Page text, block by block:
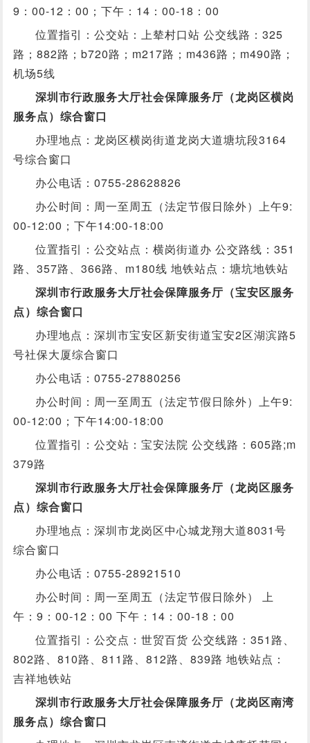
9：00-12：00；下午：14：00-18：00
位置指引：公交站：上辇村口站 公交线路：325
路；882路；b720路；m217路；m436路；m490路；
机场5线
深圳市行政服务大厅社会保障服务厅（龙岗区横岗
服务点）综合窗口
办理地点：龙岗区横岗街道龙岗大道塘坑段3164
号综合窗口
办公电话：0755-28628826
办公时间：周一至周五（法定节假日除外）上午9:
00-12:00；下午14:00-18:00
位置指引：公交站点：横岗街道办 公交路线：351
路、357路、366路、m180线 地铁站点：塘坑地铁站
深圳市行政服务大厅社会保障服务厅（宝安区服务
点）综合窗口
办理地点：深圳市宝安区新安街道宝安2区湖滨路5
号社保大厦综合窗口
办公电话：0755-27880256
办公时间：周一至周五（法定节假日除外）上午9:
00-12:00；下午14:00-18:00
位置指引：公交站：宝安法院 公交线路：605路;m
379路
深圳市行政服务大厅社会保障服务厅（龙岗区服务
点）综合窗口
办理地点：深圳市龙岗区中心城龙翔大道8031号
综合窗口
办公电话：0755-28921510
办公时间：周一至周五（法定节假日除外） 上
午：9：00-12：00 下午：14：00-18：00
位置指引：公交点：世贸百货 公交线路：351路、
802路、810路、811路、812路、839路 地铁站点：
吉祥地铁站
深圳市行政服务大厅社会保障服务厅（龙岗区南湾
服务点）综合窗口